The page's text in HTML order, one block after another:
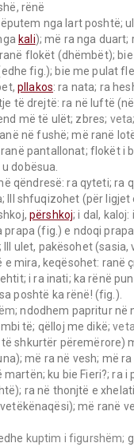
rënë
kali); më ra nga duart;
flokët (dhëmbët);
fig.); bie me pulat
pllakos: ra nata; ra
më të ulët; zbres; veta;
në fushë; më ranë
pantallonat; flokët i
dobësua.
III shfuqizohet (për ligjet
përshkoj; i dal,
(fig.) e ndoqi prapa.
III ulet, pakësohet
e mira, keqësohet: ranë
i ra inati; ka rënë
poshtë ka rënë! (fig.).
ndodhem papritur në
të; qëlloj me dikë;
shkurtër përemërore)
më ra në vesh; më
martën; ku bie Fieri?; ra
ra në thonjtë e
më ranë
kuptim i figurshëm;